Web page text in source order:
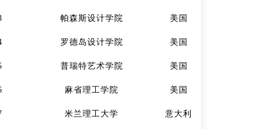
帕森斯设计学院 美国
罗德岛设计学院 美国
普瑞特艺术学院 美国
麻省理工学院 美国
米兰理工大学 意大利